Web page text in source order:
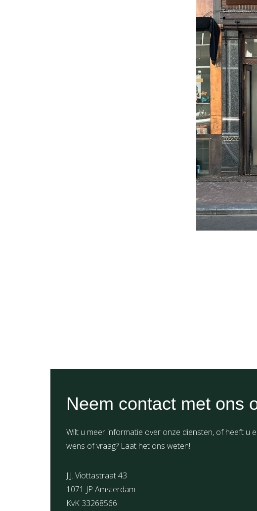
Neem contact met ons
Wilt u meer informatie over onze diensten, of heeft u
wens of vraag? Laat het ons weten!
J.J. Viottastraat 43
1071 JP Amsterdam
KvK 33268566